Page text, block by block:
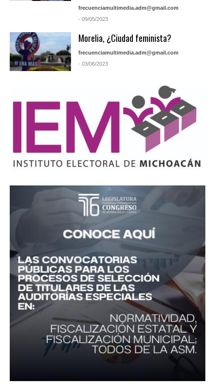
frecuenciamultimedia.adm@gmail.com
- 09/05/2023
Morelia, ¿Ciudad feminista?
frecuenciamultimedia.adm@gmail.com
- 03/06/2023